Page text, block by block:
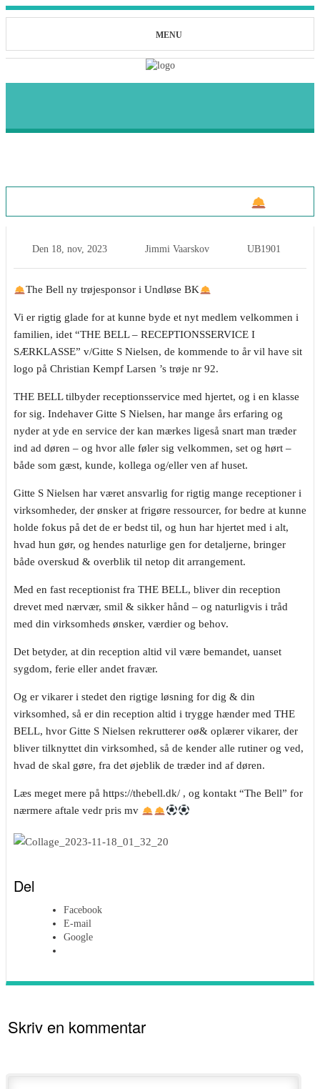
MENU
Den 18, nov, 2023 Jimmi Vaarskov UB1901
The Bell ny trøjesponsor i Undløse BK
Vi er rigtig glade for at kunne byde et nyt medlem velkommen i
familien, idet “THE BELL – RECEPTIONSSERVICE I
SÆRKLASSE” v/Gitte S Nielsen, de kommende to år vil have sit
logo på Christian Kempf Larsen ’s trøje nr 92.
THE BELL tilbyder receptionsservice med hjertet, og i en klasse
for sig. Indehaver Gitte S Nielsen, har mange års erfaring og
nyder at yde en service der kan mærkes ligeså snart man træder
ind ad døren – og hvor alle føler sig velkommen, set og hørt –
både som gæst, kunde, kollega og/eller ven af huset.
Gitte S Nielsen har været ansvarlig for rigtig mange receptioner i
virksomheder, der ønsker at frigøre ressourcer, for bedre at kunne
holde fokus på det de er bedst til, og hun har hjertet med i alt,
hvad hun gør, og hendes naturlige gen for detaljerne, bringer
både overskud & overblik til netop dit arrangement.
Med en fast receptionist fra THE BELL, bliver din reception
drevet med nærvær, smil & sikker hånd – og naturligvis i tråd
med din virksomheds ønsker, værdier og behov.
Det betyder, at din reception altid vil være bemandet, uanset
sygdom, ferie eller andet fravær.
Og er vikarer i stedet den rigtige løsning for dig & din
virksomhed, så er din reception altid i trygge hænder med THE
BELL, hvor Gitte S Nielsen rekrutterer oø& oplærer vikarer, der
bliver tilknyttet din virksomhed, så de kender alle rutiner og ved,
hvad de skal gøre, fra det øjeblik de træder ind af døren.
Læs meget mere på https://thebell.dk/ , og kontakt “The Bell” for
nærmere aftale vedr pris mv
Del
Facebook
E-mail
Google
Skriv en kommentar